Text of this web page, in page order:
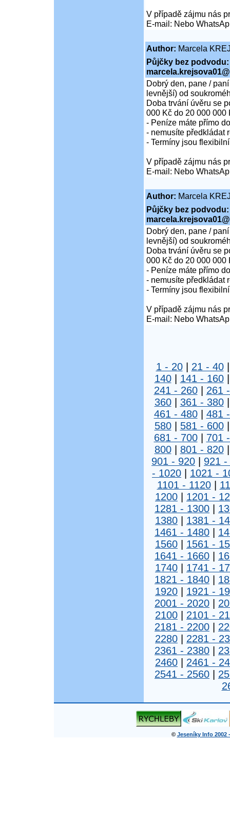
V případě zájmu nás
E-mail: Nebo
Author: Marcela
Půjčky bez podvodu:
Dobrý den, pane /
levnější) od
Doba trvání úvěru se
000 Kč do 20 000 000
- Peníze máte přímo
- nemusíte předkládat
- Termíny jsou
V případě zájmu nás
E-mail: Nebo
Author: Marcela
Půjčky bez podvodu:
Dobrý den, pane /
levnější) od
Doba trvání úvěru se
000 Kč do 20 000 000
- Peníze máte přímo
- nemusíte předkládat
- Termíny jsou
V případě zájmu nás
E-mail: Nebo
1 - 20| 21 - 40
140| 141 - 160
241 - 260| 261
360| 361 - 380
461 - 480| 481
580| 581 - 600
681 - 700| 701
800| 801 - 820
901 - 920
921 -
- 1020
1021 -
1101 - 1120|
1200
1201 -
1281 - 1300
1380
1381 -
1461 - 1480
1560
1561 -
1641 - 1660
1740
1741 -
1821 - 1840
1920
1921 -
2001 - 2020
2100
2101 -
2181 - 2200
2280
2281 -
2361 - 2380
2460
2461 -
2541 - 2560
© Jeseníky Info 2002